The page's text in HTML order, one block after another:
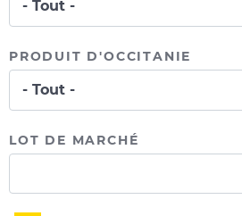
PRODUIT D'OCCITANIE
LOT DE MARCHÉ